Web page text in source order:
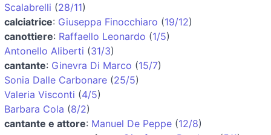
Scalabrelli (28/11)
calciatrice: Giuseppa Finocchiaro (19/12)
canottiere: Raffaello Leonardo (1/5)
Antonello Aliberti (31/3)
cantante: Ginevra Di Marco (15/7)
Sonia Dalle Carbonare (25/5)
Valeria Visconti (4/5)
Barbara Cola (8/2)
cantante e attore: Manuel De Peppe (12/8)